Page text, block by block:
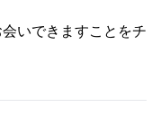
いできますことをチ